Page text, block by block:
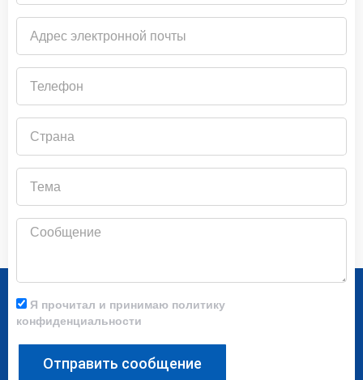
электронной
почты
Сообщение
Я прочитал и принимаю политику
конфиденциальности
Отправить сообщение